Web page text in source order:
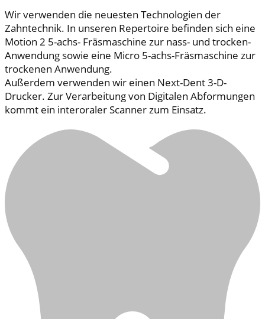
Wir verwenden die neuesten Technologien der
Zahntechnik. In unseren Repertoire befinden sich eine
Motion 2 5-achs- Fräsmaschine zur nass- und trocken-
Anwendung sowie eine Micro 5-achs-Fräsmaschine zur
trockenen Anwendung.
Außerdem verwenden wir einen Next-Dent 3-D-
Drucker. Zur Verarbeitung von Digitalen Abformungen
kommt ein interoraler Scanner zum Einsatz.